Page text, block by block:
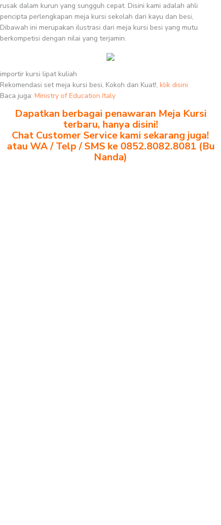
rusak dalam kurun yang sungguh cepat. Disini kami adalah ahli
pencipta perlengkapan meja kursi sekolah dari kayu dan besi,
Dibawah ini merupakan ilustrasi dari meja kursi besi yang mutu
berkompetisi dengan nilai yang terjamin.
importir kursi lipat kuliah
Rekomendasi set meja kursi besi, Kokoh dan Kuat!, klik disini
Baca juga: Ministry of Education Italy
Dapatkan berbagai penawaran Meja Kursi
terbaru, hanya disini!
Chat Customer Service kami sekarang juga!
atau WA / Telp / SMS ke 0852.8082.8081 (Bu
Nanda)